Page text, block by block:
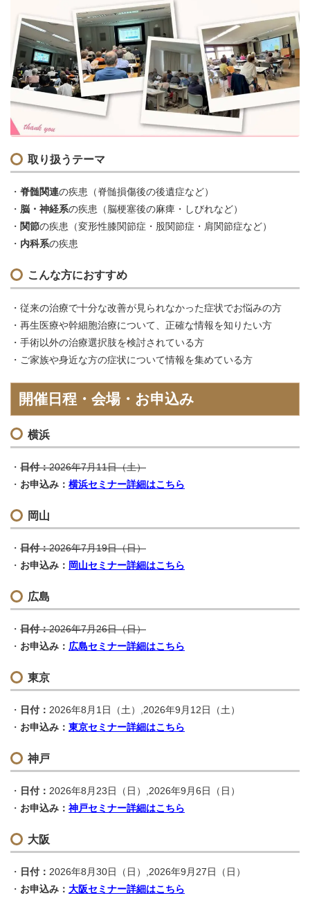
取り扱うテーマ
脊髄関連の疾患（脊髄損傷後の後遺症など）
脳・神経系の疾患（脳梗塞後の麻痺・しびれなど）
関節の疾患（変形性膝関節症・股関節症・肩関節症など）
内科系の疾患
こんな方におすすめ
従来の治療で十分な改善が見られなかった症状でお悩みの方
再生医療や幹細胞治療について、正確な情報を知りたい方
手術以外の治療選択肢を検討されている方
ご家族や身近な方の症状について情報を集めている方
開催日程・会場・お申込み
横浜
日付：2026年7月11日（土）
お申込み： 横浜セミナー詳細はこちら
岡山
日付：2026年7月19日（日）
お申込み： 岡山セミナー詳細はこちら
広島
日付：2026年7月26日（日）
お申込み： 広島セミナー詳細はこちら
東京
日付： 2026年8月1日（土）,2026年9月12日（土）
お申込み： 東京セミナー詳細はこちら
神戸
日付： 2026年8月23日（日）,2026年9月6日（日）
お申込み： 神戸セミナー詳細はこちら
大阪
日付： 2026年8月30日（日）,2026年9月27日（日）
お申込み： 大阪セミナー詳細はこちら